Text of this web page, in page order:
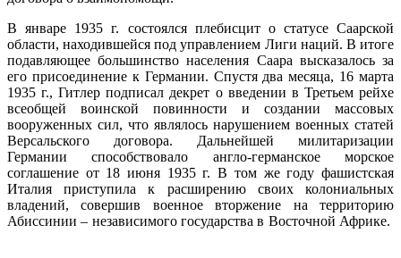
В январе 1935 г. состоялся плебисцит о статусе Саарской
области, находившейся под управлением Лиги наций. В итоге
подавляющее большинство населения Саара высказалось за
его присоединение к Германии. Спустя два месяца, 16 марта
1935 г., Гитлер подписал декрет о введении в Третьем рейхе
всеобщей воинской повинности и создании массовых
вооруженных сил, что являлось нарушением военных статей
Версальского договора. Дальнейшей милитаризации
Германии способствовало англо-германское морское
соглашение от 18 июня 1935 г. В том же году фашистская
Италия приступила к расширению своих колониальных
владений, совершив военное вторжение на территорию
Абиссинии – независимого государства в Восточной Африке.